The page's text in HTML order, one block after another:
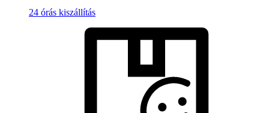
24 órás kiszállítás